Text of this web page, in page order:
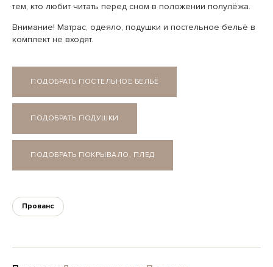
тем, кто любит читать перед сном в положении полулёжа.
Внимание! Матрас, одеяло, подушки и постельное бельё в
комплект не входят.
ПОДОБРАТЬ ПОСТЕЛЬНОЕ БЕЛЬЁ
ПОДОБРАТЬ ПОДУШКИ
ПОДОБРАТЬ ПОКРЫВАЛО, ПЛЕД
Прованс